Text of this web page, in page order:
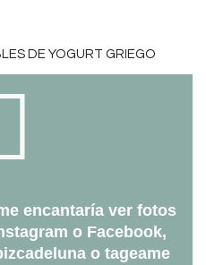
encantaría ver fotos
o Facebook,
o tageame